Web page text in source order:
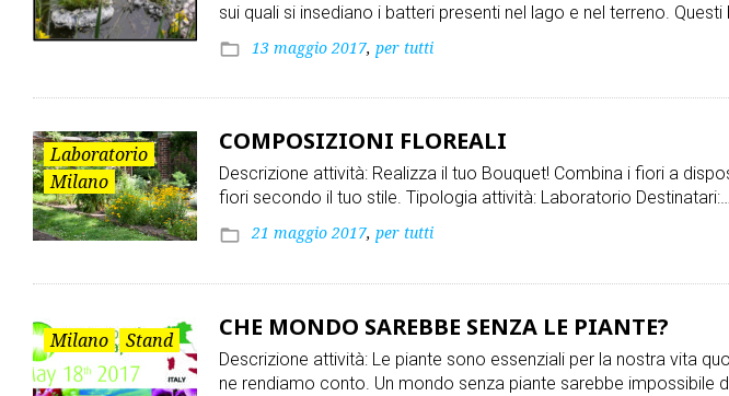
sui quali si insediano i batteri presenti nel lago e nel terreno.
folder_open 13 maggio 2017, per tutti
Laboratorio
Milano
COMPOSIZIONI FLOREALI
Descrizione attività: Realizza il tuo Bouquet! Combina i fiori a
fiori secondo il tuo stile. Tipologia attività: Laboratorio Destinatari:…
folder_open 21 maggio 2017, per tutti
Milano Stand CHE MONDO SAREBBE SENZA LE PIANTE?
Descrizione attività: Le piante sono essenziali per la nostra vita
ne rendiamo conto. Un mondo senza piante sarebbe impossibile